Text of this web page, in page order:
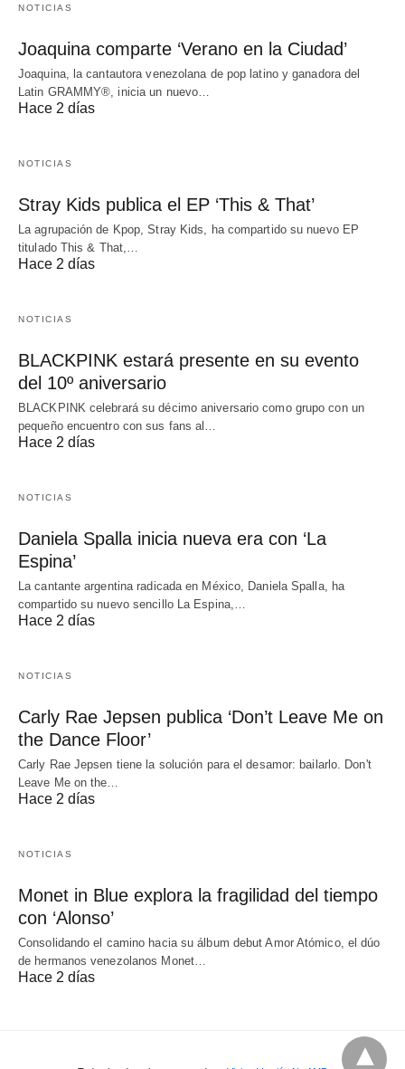
NOTICIAS
Joaquina comparte ‘Verano en la Ciudad’
Joaquina, la cantautora venezolana de pop latino y ganadora del
Latin GRAMMY®, inicia un nuevo…
Hace 2 días
NOTICIAS
Stray Kids publica el EP ‘This & That’
La agrupación de Kpop, Stray Kids, ha compartido su nuevo EP
titulado This & That,…
Hace 2 días
NOTICIAS
BLACKPINK estará presente en su evento
del 10º aniversario
BLACKPINK celebrará su décimo aniversario como grupo con un
pequeño encuentro con sus fans al…
Hace 2 días
NOTICIAS
Daniela Spalla inicia nueva era con ‘La
Espina’
La cantante argentina radicada en México, Daniela Spalla, ha
compartido su nuevo sencillo La Espina,…
Hace 2 días
NOTICIAS
Carly Rae Jepsen publica ‘Don’t Leave Me on
the Dance Floor’
Carly Rae Jepsen tiene la solución para el desamor: bailarlo. Don't
Leave Me on the…
Hace 2 días
NOTICIAS
Monet in Blue explora la fragilidad del tiempo
con ‘Alonso’
Consolidando el camino hacia su álbum debut Amor Atómico, el dúo
de hermanos venezolanos Monet…
Hace 2 días